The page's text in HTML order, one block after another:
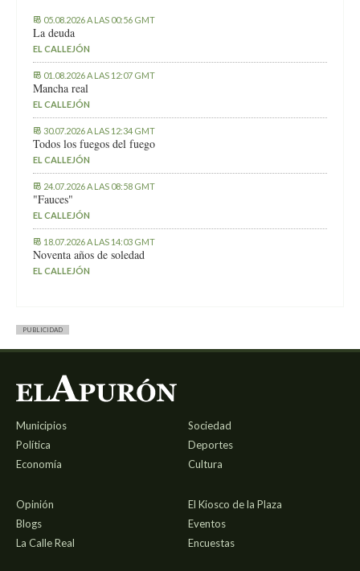
05.08.2026 A LAS 00:56 GMT
La deuda
EL CALLEJÓN
01.08.2026 A LAS 12:07 GMT
Mancha real
EL CALLEJÓN
30.07.2026 A LAS 12:34 GMT
Todos los fuegos del fuego
EL CALLEJÓN
24.07.2026 A LAS 08:58 GMT
"Fauces"
EL CALLEJÓN
18.07.2026 A LAS 14:03 GMT
Noventa años de soledad
EL CALLEJÓN
PUBLICIDAD
Municipios
Política
Economía
Sociedad
Deportes
Cultura
Opinión
Blogs
La Calle Real
El Kiosco de la Plaza
Eventos
Encuestas